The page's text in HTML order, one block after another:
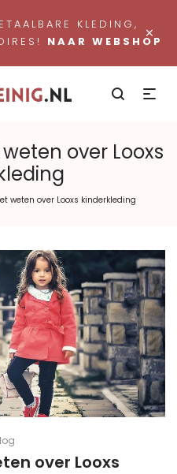
×
KLEDING,
NAAR WEBSHOP
over Looxs
weten over Looxs kinderkleding
over Looxs